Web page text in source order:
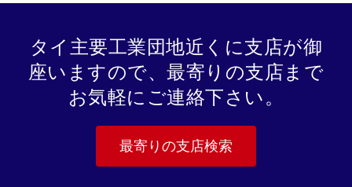
タイ主要工業団地近くに支店が御
座いますので、最寄りの支店まで
お気軽にご連絡下さい。
最寄りの支店検索